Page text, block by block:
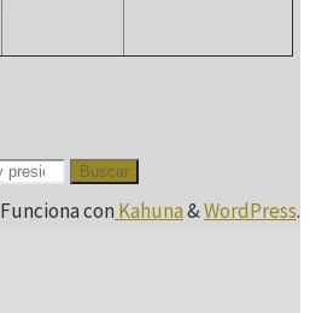
Buscar
Funciona con Kahuna&WordPress.